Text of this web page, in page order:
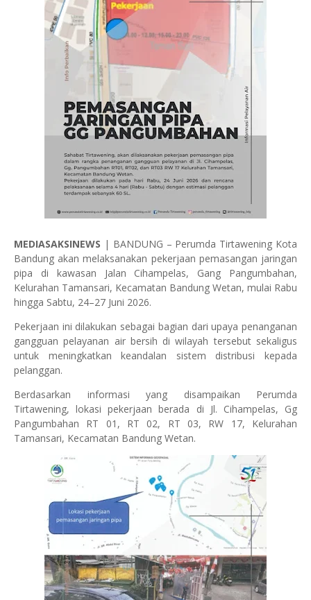
MEDIASAKSINEWS | BANDUNG – Perumda Tirtawening Kota
Bandung akan melaksanakan pekerjaan pemasangan jaringan
pipa di kawasan Jalan Cihampelas, Gang Pangumbahan,
Kelurahan Tamansari, Kecamatan Bandung Wetan, mulai Rabu
hingga Sabtu, 24–27 Juni 2026.
Pekerjaan ini dilakukan sebagai bagian dari upaya penanganan
gangguan pelayanan air bersih di wilayah tersebut sekaligus
untuk meningkatkan keandalan sistem distribusi kepada
pelanggan.
Berdasarkan informasi yang disampaikan Perumda
Tirtawening, lokasi pekerjaan berada di Jl. Cihampelas, Gg
Pangumbahan RT 01, RT 02, RT 03, RW 17, Kelurahan
Tamansari, Kecamatan Bandung Wetan.